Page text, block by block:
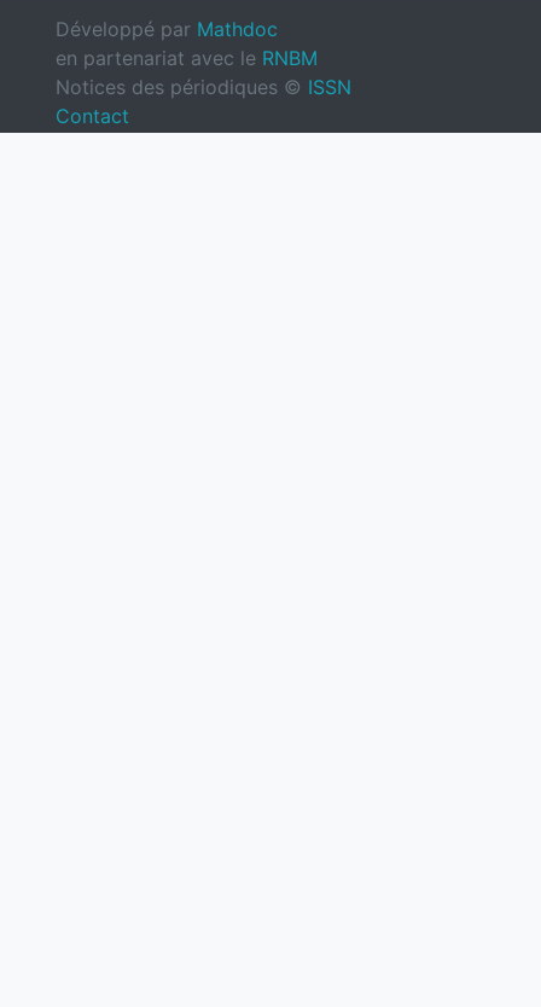
Développé par Mathdoc
en partenariat avec le RNBM
Notices des périodiques © ISSN
Contact